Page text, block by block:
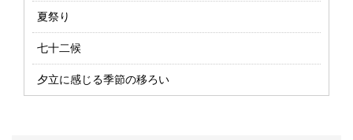
夏祭り
七十二候
夕立に感じる季節の移ろい